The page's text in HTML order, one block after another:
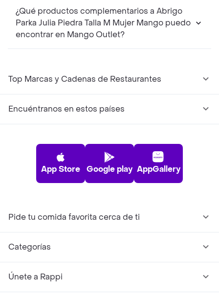
¿Qué productos complementarios a Abrigo
Parka Julia Piedra Talla M Mujer Mango puedo
encontrar en Mango Outlet?
Top Marcas y Cadenas de Restaurantes
Encuéntranos en estos países
App Store Google play AppGallery
Pide tu comida favorita cerca de ti
Categorías
Únete a Rappi